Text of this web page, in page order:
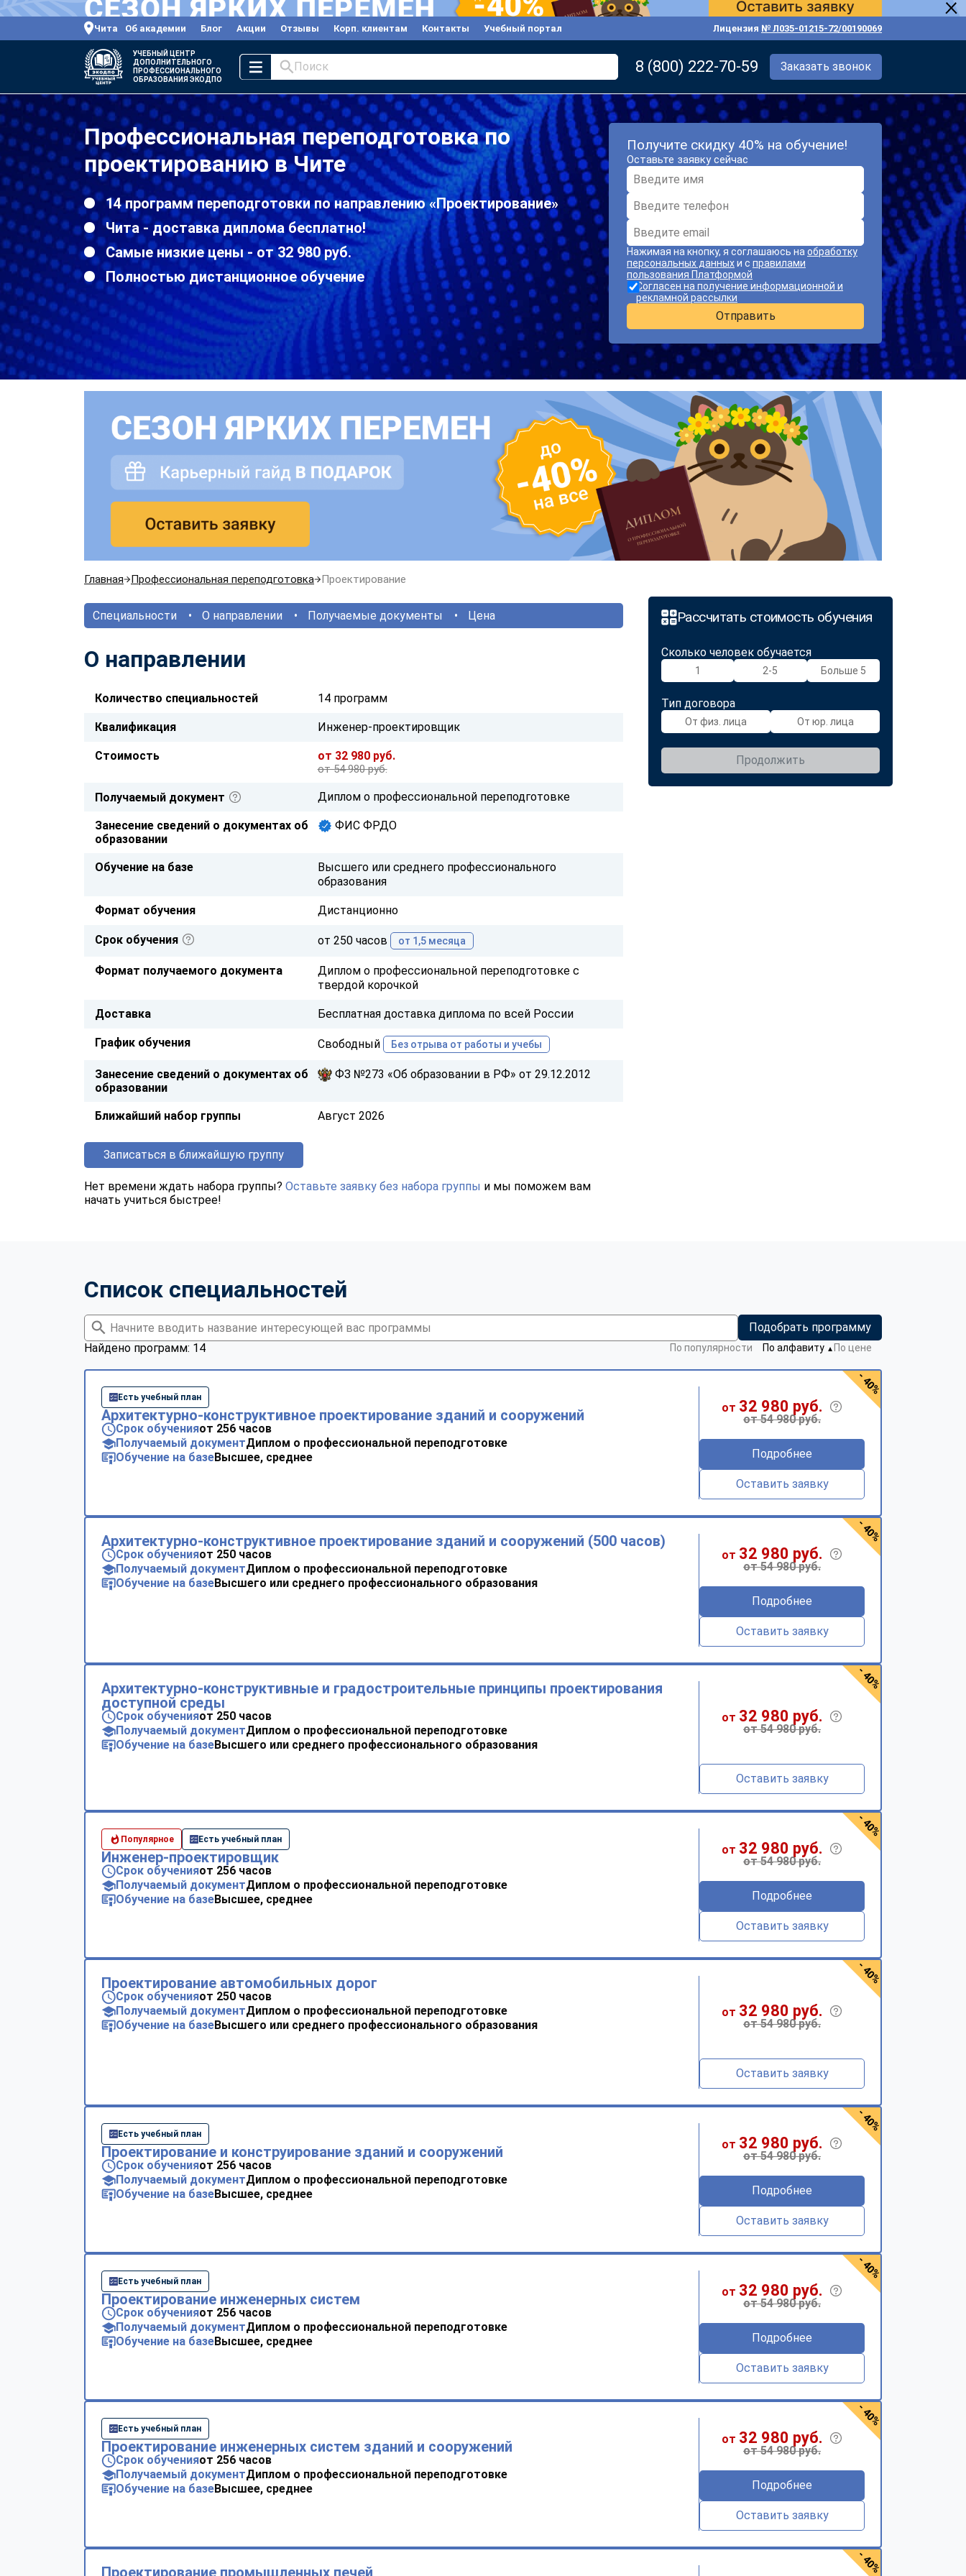
Чита Об академии Блог Акции Отзывы Корп. клиентам Контакты Учебный портал Лицензия № Л035-01215-72/00190069
УЧЕБНЫЙ ЦЕНТР
ДОПОЛНИТЕЛЬНОГО
ПРОФЕССИОНАЛЬНОГО
ОБРАЗОВАНИЯ ЭКОДПО
Поиск 8 (800) 222-70-59 Заказать звонок
Профессиональная переподготовка по
проектированию в Чите
14 программ переподготовки по направлению «Проектирование»
Чита - доставка диплома бесплатно!
Самые низкие цены - от 32 980 руб.
Полностью дистанционное обучение
Получите скидку 40% на обучение!
Оставьте заявку сейчас
Нажимая на кнопку, я соглашаюсь на обработку
персональных данныхи с правилами
пользования Платформой
Согласен на получение информационной и
рекламной рассылки
Отправить
Главная Профессиональная переподготовка Проектирование
Рассчитать стоимость обучения
Сколько человек обучается
1 2-5 Больше 5
Тип договора
От физ. лица От юр. лица
Продолжить
Специальности О направлении Получаемые документы Цена
О направлении
Количество специальностей 14 программ
Квалификация Инженер-проектировщик
Стоимость от 32 980 руб.
от 54 980 руб.
Получаемый документ Диплом о профессиональной переподготовке
Занесение сведений о документах об
образовании
ФИС ФРДО
Обучение на базе
Высшего или среднего профессионального
образования
Формат обучения Дистанционно
Срок обучения от 250 часов от 1,5 месяца
Формат получаемого документа
Диплом о профессиональной переподготовке с
твердой корочкой
Доставка Бесплатная доставка диплома по всей России
График обучения Свободный Без отрыва от работы и учебы
Занесение сведений о документах об
образовании
ФЗ №273 «Об образовании в РФ» от 29.12.2012
Ближайший набор группы Август 2026
Записаться в ближайшую группу
Нет времени ждать набора группы? Оставьте заявку без набора группы и мы поможем вам
начать учиться быстрее!
Список специальностей
Подобрать программу
Найдено программ: 14
По популярности По алфавиту ▼ По цене
Есть учебный план
Архитектурно-конструктивное проектирование зданий и сооружений
Срок обученияот 256 часов
Получаемый документДиплом о профессиональной переподготовке
Обучение на базеВысшее, среднее
от 32 980 руб.
от 54 980 руб.
Подробнее
Оставить заявку
- 40%
Архитектурно-конструктивное проектирование зданий и сооружений (500 часов)
Срок обученияот 250 часов
Получаемый документДиплом о профессиональной переподготовке
Обучение на базеВысшего или среднего профессионального образования
от 32 980 руб.
от 54 980 руб.
Подробнее
Оставить заявку
- 40%
Архитектурно-конструктивные и градостроительные принципы проектирования
доступной среды
Срок обученияот 250 часов
Получаемый документДиплом о профессиональной переподготовке
Обучение на базеВысшего или среднего профессионального образования
от 32 980 руб.
от 54 980 руб.
Оставить заявку
- 40%
Популярное Есть учебный план
Инженер-проектировщик
Срок обученияот 256 часов
Получаемый документДиплом о профессиональной переподготовке
Обучение на базеВысшее, среднее
от 32 980 руб.
от 54 980 руб.
Подробнее
Оставить заявку
- 40%
Проектирование автомобильных дорог
Срок обученияот 250 часов
Получаемый документДиплом о профессиональной переподготовке
Обучение на базеВысшего или среднего профессионального образования
от 32 980 руб.
от 54 980 руб.
Оставить заявку
- 40%
Есть учебный план
Проектирование и конструирование зданий и сооружений
Срок обученияот 256 часов
Получаемый документДиплом о профессиональной переподготовке
Обучение на базеВысшее, среднее
от 32 980 руб.
от 54 980 руб.
Подробнее
Оставить заявку
- 40%
Есть учебный план
Проектирование инженерных систем
Срок обученияот 256 часов
Получаемый документДиплом о профессиональной переподготовке
Обучение на базеВысшее, среднее
от 32 980 руб.
от 54 980 руб.
Подробнее
Оставить заявку
- 40%
Есть учебный план
Проектирование инженерных систем зданий и сооружений
Срок обученияот 256 часов
Получаемый документДиплом о профессиональной переподготовке
Обучение на базеВысшее, среднее
от 32 980 руб.
от 54 980 руб.
Подробнее
Оставить заявку
- 40%
Проектирование промышленных печей - 40%